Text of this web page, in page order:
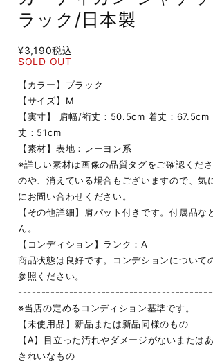
ラック/日本製
¥3,190税込
SOLD OUT
【カラー】ブラック
【サイズ】M
【実寸】 肩幅/裄丈：50.5cm 着丈：
丈：51cm
【素材】表地：レーヨン系
※詳しい素材は画像の品質タグをご確認くだ
のや、消えている場合もございますので、気
にお問い合わせください。
【その他詳細】肩パット付きです。付属品な
ん。
【コンディション】ランク：A
商品状態は良好です。コンデションについて
参照ください。
※当店の定めるコンディション基準です。
【未使用品】新品または新品同様のもの
【A】目立った汚れやダメージがないまたは
きれいなもの